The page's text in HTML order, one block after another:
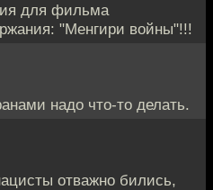
для фильма
"Менгири войны"!!!
надо что-то делать.
отважно бились,